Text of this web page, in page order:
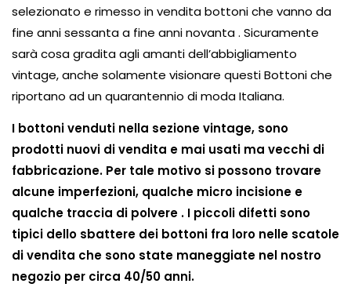
selezionato e rimesso in vendita bottoni che vanno da
fine anni sessanta a fine anni novanta . Sicuramente
sarà cosa gradita agli amanti dell’abbigliamento
vintage, anche solamente visionare questi Bottoni che
riportano ad un quarantennio di moda Italiana.
I bottoni venduti nella sezione vintage, sono
prodotti nuovi di vendita e mai usati ma vecchi di
fabbricazione. Per tale motivo si possono trovare
alcune imperfezioni, qualche micro incisione e
qualche traccia di polvere . I piccoli difetti sono
tipici dello sbattere dei bottoni fra loro nelle scatole
di vendita che sono state maneggiate nel nostro
negozio per circa 40/50 anni.